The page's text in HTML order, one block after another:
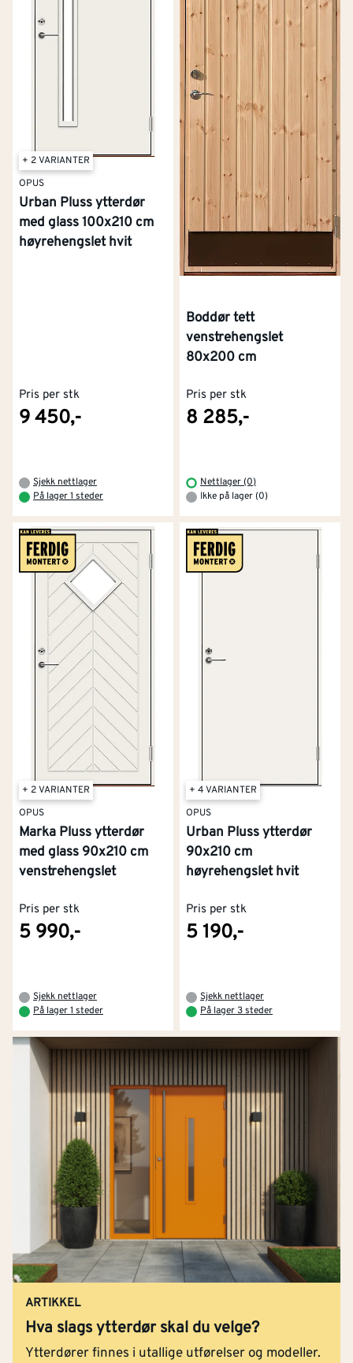
+ 2 VARIANTER
OPUS
Urban Pluss ytterdør
med glass 100x210 cm
høyrehengslet hvit
Pris per stk
9 450,-
Sjekk nettlager
På lager 1 steder
Boddør tett
venstrehengslet
80x200 cm
Pris per stk
8 285,-
Nettlager (0)
Ikke på lager (0)
+ 2 VARIANTER
OPUS
Marka Pluss ytterdør
med glass 90x210 cm
venstrehengslet
Pris per stk
5 990,-
Sjekk nettlager
På lager 1 steder
+ 4 VARIANTER
OPUS
Urban Pluss ytterdør
90x210 cm
høyrehengslet hvit
Pris per stk
5 190,-
Sjekk nettlager
På lager 3 steder
ARTIKKEL
Hva slags ytterdør skal du velge?
Ytterdører finnes i utallige utførelser og modeller.